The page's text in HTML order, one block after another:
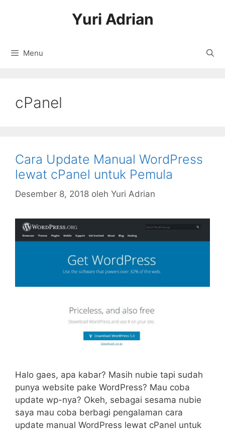
Yuri Adrian
Menu
cPanel
Cara Update Manual WordPress
lewat cPanel untuk Pemula
Desember 8, 2018 oleh Yuri Adrian
Halo gaes, apa kabar? Masih nubie tapi sudah
punya website pake WordPress? Mau coba
update wp-nya? Okeh, sebagai sesama nubie
saya mau coba berbagi pengalaman cara
update manual WordPress lewat cPanel untuk